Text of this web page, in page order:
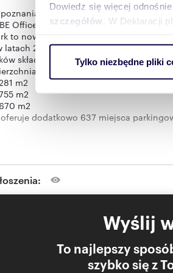
Dowiedz się więcej
szczegółów . W Deklaracji
ruch w naszej witrynie.
reklamowym i
uzyskanymi podczas
Tylko niezbędne pliki
się z ofertą umeblowanej i
Office Park, zlokalizowanym w
to nowoczesny kompleks biurowy
latach 2013 – 2014 w standardzie klasy
składa się z 5 poziomów oraz
najmu budynków:
m2
m2
m2
oferuje dodatkowo 637 miejsca
aranżacji
3 m
promieniowanie słoneczne
akustycznie izolowane
oświetlenie
i elektryczne
Wyślij
To najlepszy
szybko się z